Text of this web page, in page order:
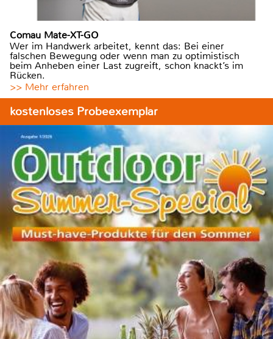
Comau Mate-XT-GO
Wer im Handwerk arbeitet, kennt das: Bei einer
falschen Bewegung oder wenn man zu optimistisch
beim Anheben einer Last zugreift, schon knackt’s im
Rücken.
>> Mehr erfahren
kostenloses Probeexemplar